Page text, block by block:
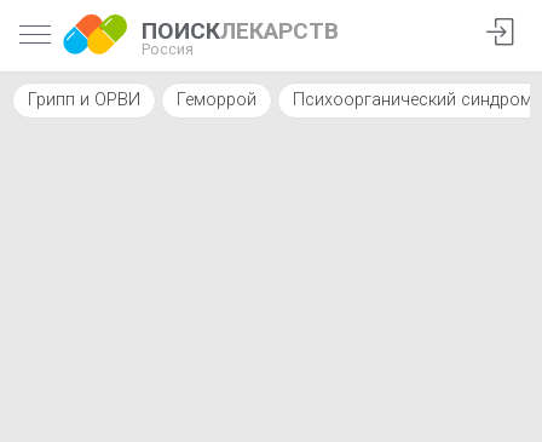
ПОИСКЛЕКАРСТВ
Россия
Грипп и ОРВИ Геморрой Психоорганический синдром